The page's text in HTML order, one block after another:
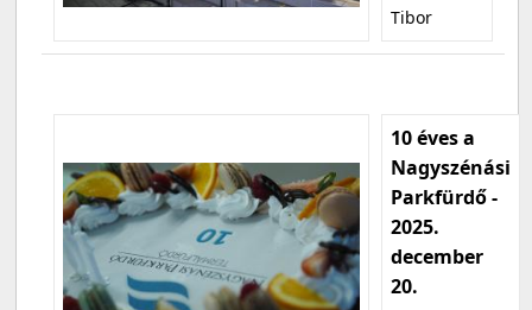
Tibor
10 éves a
Nagyszénási
Parkfürdő -
2025.
december
20.